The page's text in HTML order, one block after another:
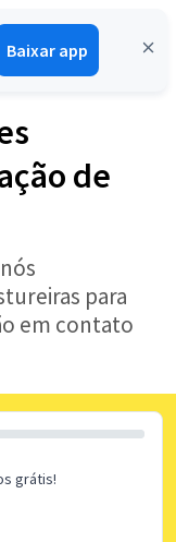
Baixar app
Entrar
de
para
em contato
grátis!